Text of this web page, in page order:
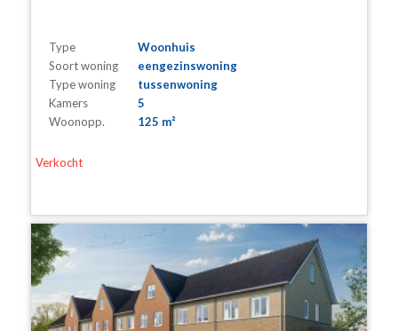
Type
Woonhuis
Soort woning
eengezinswoning
Type woning
tussenwoning
Kamers
5
Woonopp.
125 m²
Verkocht